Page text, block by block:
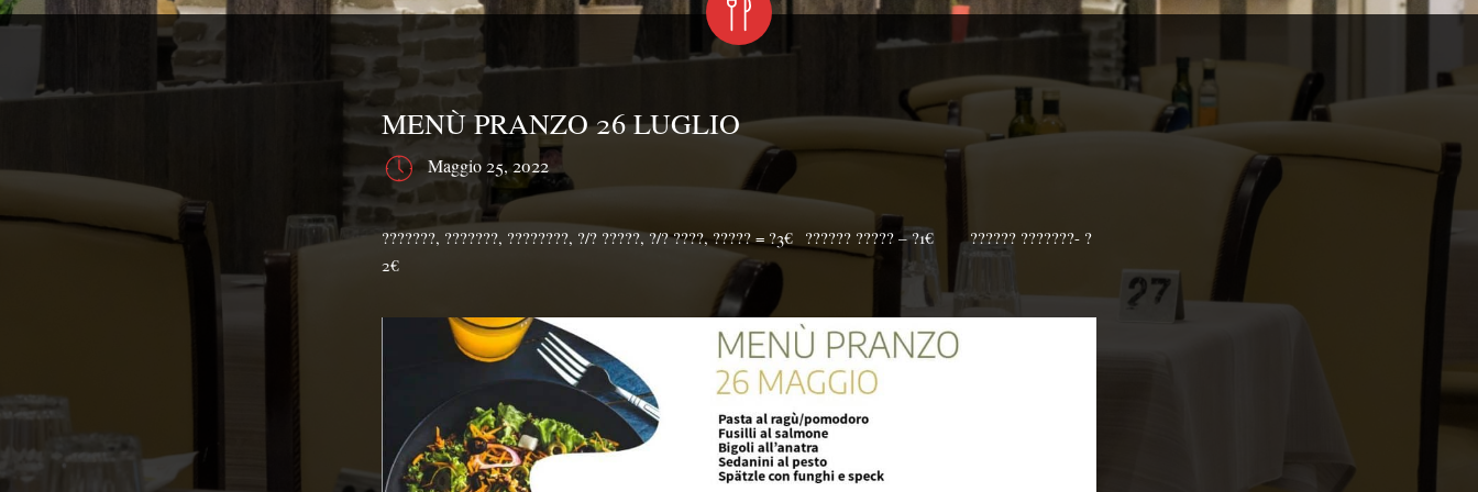
MENÙ PRANZO 26 LUGLIO
Maggio 25, 2022
???????, ???????, ????????, ?/? ?????, ?/? ????, ????? = ?3€⁣⁣⠀?????? ????? – ?1€⠀⠀⁣⁣⠀?????? ???????- ?
2€